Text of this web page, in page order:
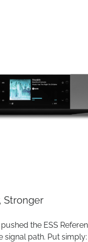
Stronger
the ESS
signal path. Put